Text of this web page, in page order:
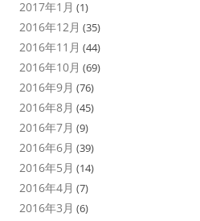
2017年1月 (1)
2016年12月 (35)
2016年11月 (44)
2016年10月 (69)
2016年9月 (76)
2016年8月 (45)
2016年7月 (9)
2016年6月 (39)
2016年5月 (14)
2016年4月 (7)
2016年3月 (6)